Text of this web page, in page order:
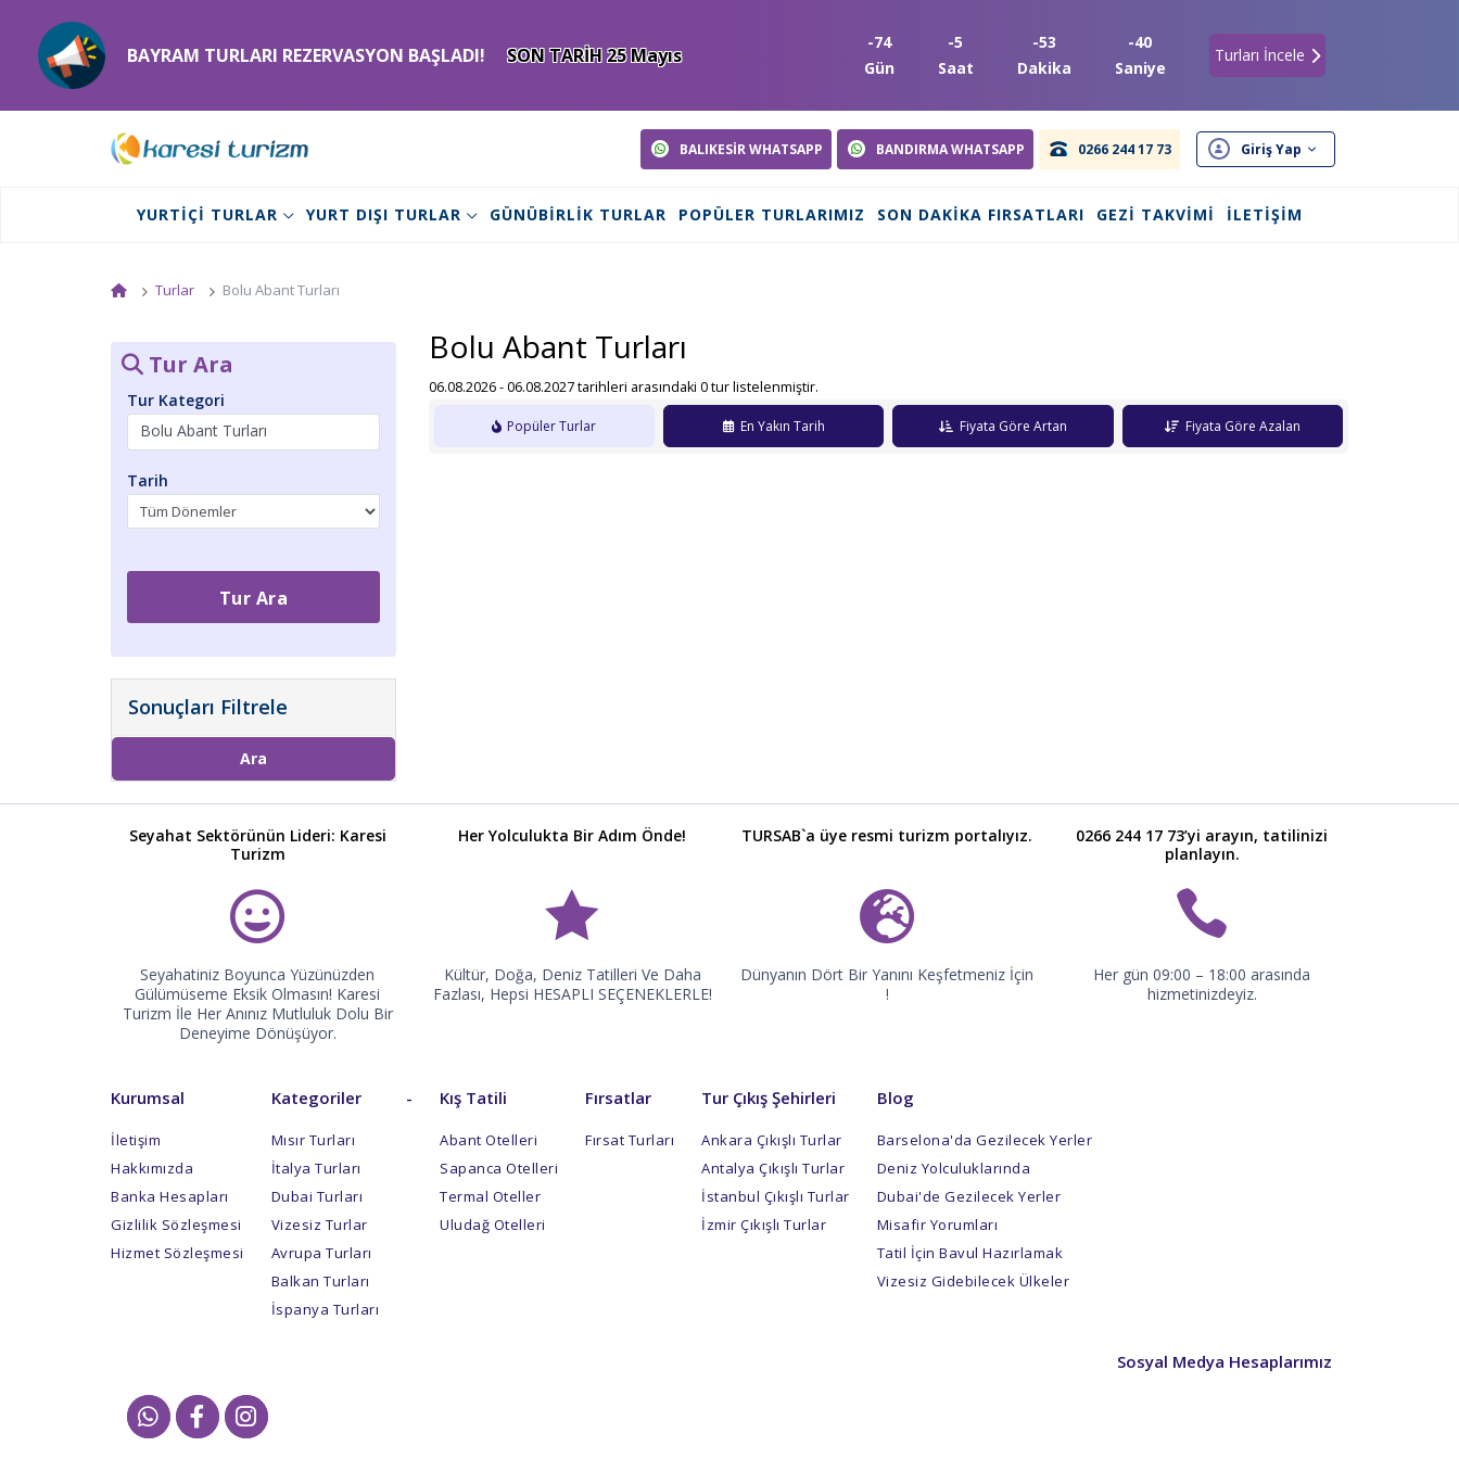
BAYRAM TURLARI REZERVASYON BAŞLADI! SON TARİH 25 Mayıs
-74
Gün
-5
Saat
-53
Dakika
-40
Saniye
Turları İncele
BALIKESİR WHATSAPP BANDIRMA WHATSAPP 0266 244 17 73 Giriş Yap
YURTIÇI TURLAR YURT DIŞI TURLAR GÜNÜBIRLIK TURLAR POPÜLER TURLARIMIZ SON DAKIKA FIRSATLARI GEZI TAKVIMI İLETIŞIM
Turlar Bolu Abant Turları
Tur Ara
Tur Kategori
Tarih
Tur Ara
Sonuçları Filtrele
Ara
Bolu Abant Turları
06.08.2026 - 06.08.2027 tarihleri arasındaki 0 tur listelenmiştir.
Popüler Turlar En Yakın Tarih Fiyata Göre Artan Fiyata Göre Azalan
Seyahat Sektörünün Lideri: Karesi
Turizm
Seyahatiniz Boyunca Yüzünüzden
Gülümüseme Eksik Olmasın! Karesi
Turizm İle Her Anınız Mutluluk Dolu Bir
Deneyime Dönüşüyor.
Her Yolculukta Bir Adım Önde!
Kültür, Doğa, Deniz Tatilleri Ve Daha
Fazlası, Hepsi HESAPLI SEÇENEKLERLE!
TURSAB`a üye resmi turizm portalıyız.
Dünyanın Dört Bir Yanını Keşfetmeniz İçin
!
0266 244 17 73’yi arayın, tatilinizi
planlayın.
Her gün 09:00 – 18:00 arasında
hizmetinizdeyiz.
Kurumsal
İletişim
Hakkımızda
Banka Hesapları
Gizlilik Sözleşmesi
Hizmet Sözleşmesi
Kategoriler
Mısır Turları
İtalya Turları
Dubai Turları
Vizesiz Turlar
Avrupa Turları
Balkan Turları
İspanya Turları
- Kış Tatili
Abant Otelleri
Sapanca Otelleri
Termal Oteller
Uludağ Otelleri
Fırsatlar
Fırsat Turları
Tur Çıkış Şehirleri
Ankara Çıkışlı Turlar
Antalya Çıkışlı Turlar
İstanbul Çıkışlı Turlar
İzmir Çıkışlı Turlar
Blog
Barselona'da Gezilecek Yerler
Deniz Yolculuklarında
Dubai'de Gezilecek Yerler
Misafir Yorumları
Tatil İçin Bavul Hazırlamak
Vizesiz Gidebilecek Ülkeler
Sosyal Medya Hesaplarımız